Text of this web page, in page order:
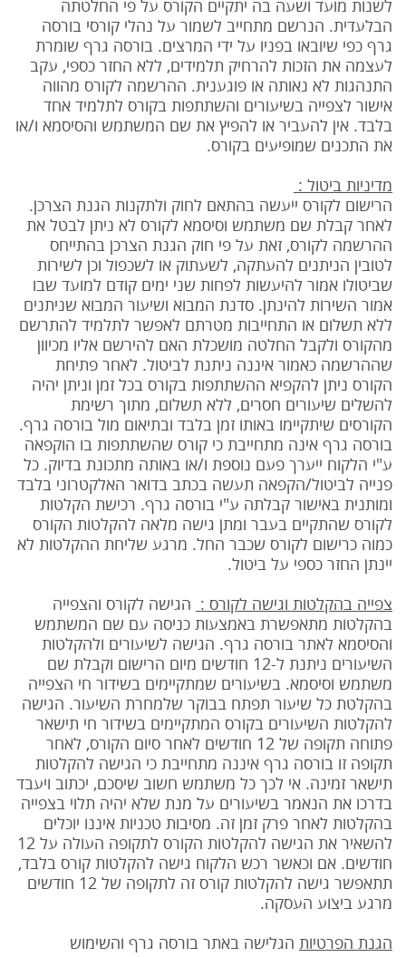
לשנות מועד ושעה בה יתקיים הקורס על פי החלטתה
הבלעדית. הנרשם מתחייב לשמור על נהלי קורסי בורסה
גרף כפי שיובאו בפניו על ידי המרצים. בורסה גרף שומרת
לעצמה את הזכות להרחיק תלמידים, ללא החזר כספי, עקב
התנהגות לא נאותה או פוגענית. ההרשמה לקורס מהווה
אישור לצפייה בשיעורים והשתתפות בקורס לתלמיד אחד
בלבד. אין להעביר או להפיץ את שם המשתמש והסיסמא ו/או
את התכנים שמופיעים בקורס.
מדיניות ביטול :
הרישום לקורס ייעשה בהתאם לחוק ולתקנות הגנת הצרכן.
לאחר קבלת שם משתמש וסיסמא לקורס לא ניתן לבטל את
ההרשמה לקורס, זאת על פי חוק הגנת הצרכן בהתייחס
לטובין הניתנים להעתקה, לשעתוק או לשכפול וכן לשירות
שביטולו אמור להיעשות לפחות שני ימים קודם למועד שבו
אמור השירות להינתן. סדנת המבוא ושיעור המבוא שניתנים
ללא תשלום או התחייבות מטרתם לאפשר לתלמיד להתרשם
מהקורס ולקבל החלטה מושכלת האם להירשם אליו מכיוון
שההרשמה כאמור איננה ניתנת לביטול. לאחר פתיחת
הקורס ניתן להקפיא ההשתתפות בקורס בכל זמן וניתן יהיה
להשלים שיעורים חסרים, ללא תשלום, מתוך רשימת
הקורסים שיתקיימו באותו זמן בלבד ובתיאום מול בורסה גרף.
בורסה גרף אינה מתחייבת כי קורס שהשתתפות בו הוקפאה
ע"י הלקוח ייערך פעם נוספת ו/או באותה מתכונת בדיוק. כל
פנייה לביטול/הקפאה תעשה בכתב בדואר האלקטרוני בלבד
ומותנית באישור קבלתה ע"י בורסה גרף. רכישת הקלטות
לקורס שהתקיים בעבר ומתן גישה מלאה להקלטות הקורס
כמוה כרישום לקורס שכבר החל. מרגע שליחת ההקלטות לא
יינתן החזר כספי על ביטול.
צפייה בהקלטות וגישה לקורס : הגישה לקורס והצפייה
בהקלטות מתאפשרת באמצעות כניסה עם שם המשתמש
והסיסמא לאתר בורסה גרף. הגישה לשיעורים ולהקלטות
השיעורים ניתנת ל-12 חודשים מיום הרישום וקבלת שם
משתמש וסיסמא. בשיעורים שמתקיימים בשידור חי הצפייה
בהקלטת כל שיעור תפתח בבוקר שלמחרת השיעור. הגישה
להקלטות השיעורים בקורס המתקיימים בשידור חי תישאר
פתוחה תקופה של 12 חודשים לאחר סיום הקורס, לאחר
תקופה זו בורסה גרף איננה מתחייבת כי הגישה להקלטות
תישאר זמינה. אי לכך כל משתמש חשוב שיסכם, יכתוב ויעבד
בדרכו את הנאמר בשיעורים על מנת שלא יהיה תלוי בצפייה
בהקלטות לאחר פרק זמן זה. מסיבות טכניות איננו יוכלים
להשאיר את הגישה להקלטות הקורס לתקופה העולה על 12
חודשים. אם וכאשר רכש הלקוח גישה להקלטות קורס בלבד,
תתאפשר גישה להקלטות קורס זה לתקופה של 12 חודשים
מרגע ביצוע העסקה.
הגנת הפרטיות הגלישה באתר בורסה גרף והשימוש